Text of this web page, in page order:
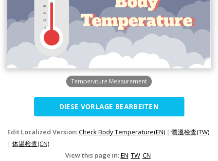
Temperature Measurement
DIESE VORLAGE BEARBEITEN
Edit Localized Version:Check Body Temperature(EN) | 體溫檢查(TW)
| 体温检查(CN)
View this page in:EN TW CN